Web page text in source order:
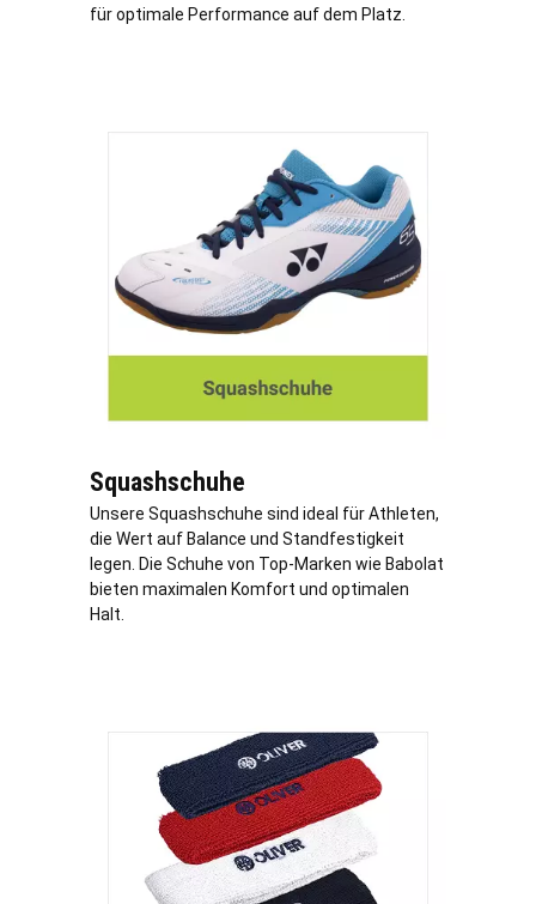
für optimale Performance auf dem Platz.
Squashschuhe
Unsere Squashschuhe sind ideal für Athleten,
die Wert auf Balance und Standfestigkeit
legen. Die Schuhe von Top-Marken wie Babolat
bieten maximalen Komfort und optimalen
Halt.